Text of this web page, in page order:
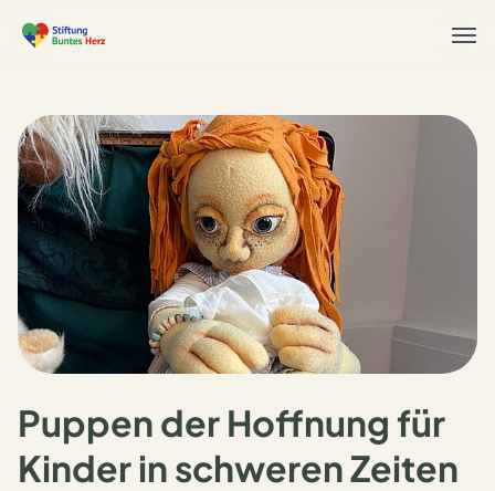
Puppen der Hoffnung für
Kinder in schweren Zeiten